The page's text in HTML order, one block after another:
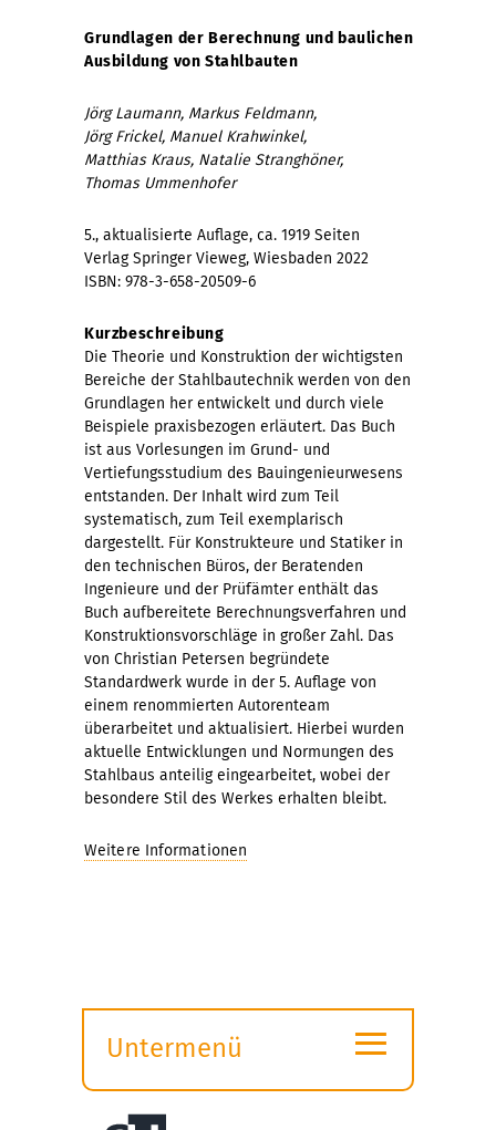
Grundlagen der Berechnung und baulichen
Ausbildung von Stahlbauten
Jörg Laumann, Markus Feldmann,
Jörg Frickel, Manuel Krahwinkel,
Matthias Kraus, Natalie Stranghöner,
Thomas Ummenhofer
5., aktualisierte Auflage, ca. 1919 Seiten
Verlag Springer Vieweg, Wiesbaden 2022
ISBN: 978-3-658-20509-6
Kurzbeschreibung
Die Theorie und Konstruktion der wichtigsten
Bereiche der Stahlbautechnik werden von den
Grundlagen her entwickelt und durch viele
Beispiele praxisbezogen erläutert. Das Buch
ist aus Vorlesungen im Grund- und
Vertiefungsstudium des Bauingenieurwesens
entstanden. Der Inhalt wird zum Teil
systematisch, zum Teil exemplarisch
dargestellt. Für Konstrukteure und Statiker in
den technischen Büros, der Beratenden
Ingenieure und der Prüfämter enthält das
Buch aufbereitete Berechnungsverfahren und
Konstruktionsvorschläge in großer Zahl. Das
von Christian Petersen begründete
Standardwerk wurde in der 5. Auflage von
einem renommierten Autorenteam
überarbeitet und aktualisiert. Hierbei wurden
aktuelle Entwicklungen und Normungen des
Stahlbaus anteilig eingearbeitet, wobei der
besondere Stil des Werkes erhalten bleibt.
Weitere Informationen
Untermenü
öffnen
≡